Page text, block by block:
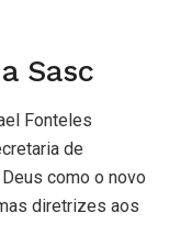
Sasc
Fonteles
de
como o novo
diretrizes aos